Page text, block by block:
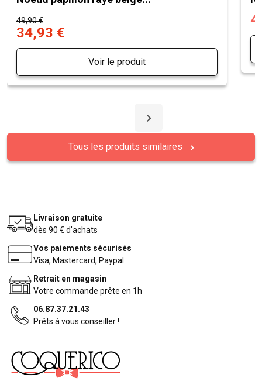
49,90 €
34,93 €
Voir le produit
Tous les produits similaires
Livraison gratuite
dès 90 € d'achats
Vos paiements sécurisés
Visa, Mastercard, Paypal
Retrait en magasin
Votre commande prête en 1h
06.87.37.21.43
Prêts à vous conseiller !